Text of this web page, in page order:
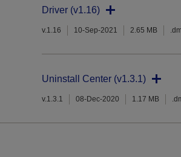
Driver (v1.16)
v.1.16 10-Sep-2021 2.65 MB
Uninstall Center (v1.3.1)
v.1.3.1 08-Dec-2020 1.17 MB